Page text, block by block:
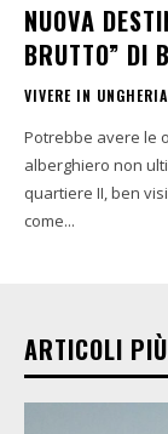
NUOVA
BRUTTO” DI
VIVERE IN UNGHERIA
Potrebbe avere le
alberghiero non
quartiere II, ben
come...
ARTICOLI